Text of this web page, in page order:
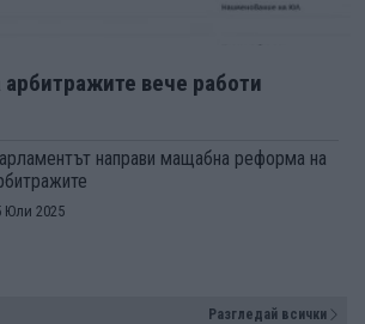
вече работи
направи мащабна реформа на
Юли 2025
Разгледай всички